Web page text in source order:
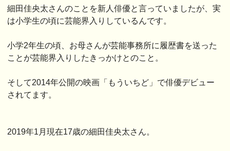
細田佳央太さんのことを新人俳優と言っていましたが、実
は小学生の頃に芸能界入りしているんです。
小学2年生の頃、お母さんが芸能事務所に履歴書を送った
ことが芸能界入りしたきっかけとのこと。
そして2014年公開の映画「もういちど」で俳優デビュー
されてます。
2019年1月現在17歳の細田佳央太さん。